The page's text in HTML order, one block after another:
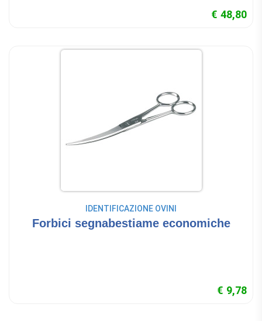
€ 48,80
IDENTIFICAZIONE OVINI
Forbici segnabestiame economiche
€ 9,78